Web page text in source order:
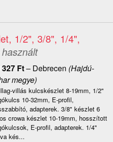
1/2", 3/8", 1/4",
327 Ft– Debrecen (Hajdú-
megye)
villás kulcskészlet 8-19mm, 1/2"
10-32mm, E-profil,
adapterek. 3/8" készlet 6
crowa készlet 10-19mm, hosszított
E-profil, adapterek. 1/4"
kés...